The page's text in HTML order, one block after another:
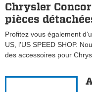
Chrysler
pièces
Profitez vous également
US, l'US SPEED SHOP.
des accessoires pour